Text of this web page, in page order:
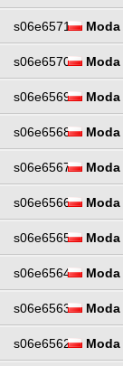
s06e6571
s06e6570
s06e6569
s06e6568
s06e6567
s06e6566
s06e6565
s06e6564
s06e6563
s06e6562